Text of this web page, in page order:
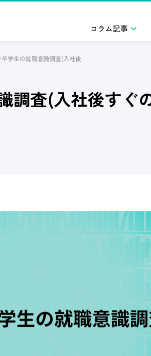
コラム記事
2024年卒学生の就職意識調査(入社後すぐのテレワーク)2024年1月版
調査(入社後すぐ